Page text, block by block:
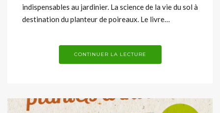
indispensables au jardinier. La science de la vie du sol à
destination du planteur de poireaux. Le livre…
CONTINUER LA LECTURE